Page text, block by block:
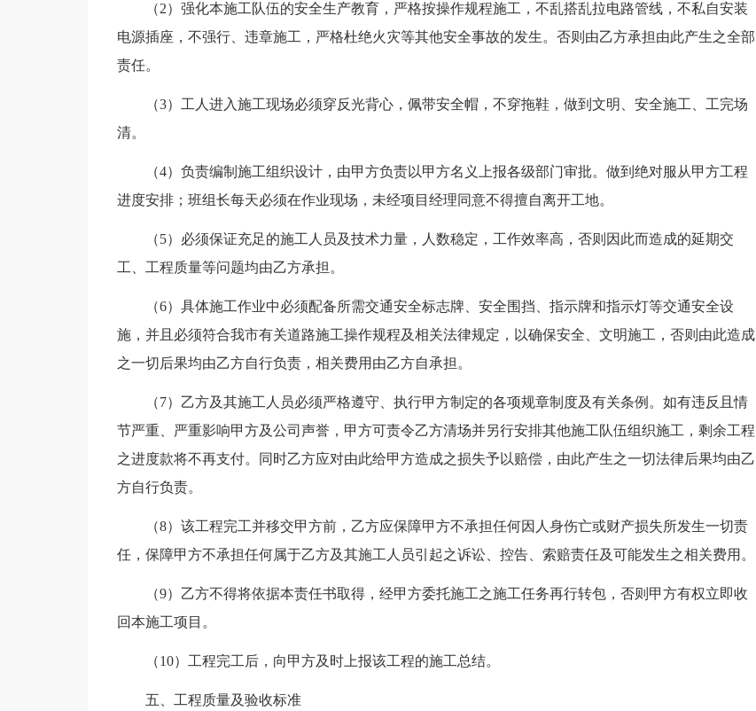
（2）强化本施工队伍的安全生产教育，严格按操作规程施工，不乱搭乱拉电路管线，不私自安装
电源插座，不强行、违章施工，严格杜绝火灾等其他安全事故的发生。否则由乙方承担由此产生之全部
责任。
（3）工人进入施工现场必须穿反光背心，佩带安全帽，不穿拖鞋，做到文明、安全施工、工完场
清。
（4）负责编制施工组织设计，由甲方负责以甲方名义上报各级部门审批。做到绝对服从甲方工程
进度安排；班组长每天必须在作业现场，未经项目经理同意不得擅自离开工地。
（5）必须保证充足的施工人员及技术力量，人数稳定，工作效率高，否则因此而造成的延期交
工、工程质量等问题均由乙方承担。
（6）具体施工作业中必须配备所需交通安全标志牌、安全围挡、指示牌和指示灯等交通安全设
施，并且必须符合我市有关道路施工操作规程及相关法律规定，以确保安全、文明施工，否则由此造成
之一切后果均由乙方自行负责，相关费用由乙方自承担。
（7）乙方及其施工人员必须严格遵守、执行甲方制定的各项规章制度及有关条例。如有违反且情
节严重、严重影响甲方及公司声誉，甲方可责令乙方清场并另行安排其他施工队伍组织施工，剩余工程
之进度款将不再支付。同时乙方应对由此给甲方造成之损失予以赔偿，由此产生之一切法律后果均由乙
方自行负责。
（8）该工程完工并移交甲方前，乙方应保障甲方不承担任何因人身伤亡或财产损失所发生一切责
任，保障甲方不承担任何属于乙方及其施工人员引起之诉讼、控告、索赔责任及可能发生之相关费用。
（9）乙方不得将依据本责任书取得，经甲方委托施工之施工任务再行转包，否则甲方有权立即收
回本施工项目。
（10）工程完工后，向甲方及时上报该工程的施工总结。
五、工程质量及验收标准